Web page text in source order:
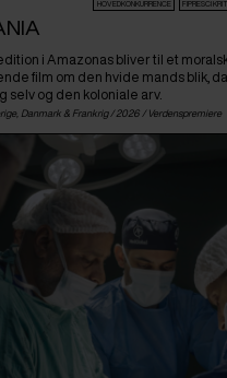
HOVEDKONKURRENCE FIPRESCI
i Amazonas bliver til et
film om den hvide mands blik,
selv og den koloniale arv.
Danmark & Frankrig/ 2026 / Verdenspremiere